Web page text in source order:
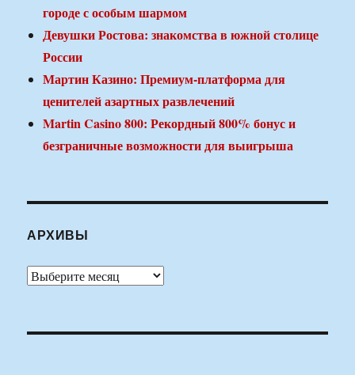
городе с особым шармом
Девушки Ростова: знакомства в южной столице
России
Мартин Казино: Премиум-платформа для
ценителей азартных развлечений
Martin Casino 800: Рекордный 800% бонус и
безграничные возможности для выигрыша
АРХИВЫ
Архивы